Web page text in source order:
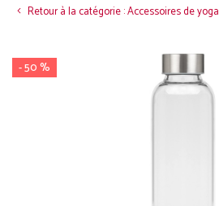
Retour à la catégorie : Accessoires de yoga
- 50 %